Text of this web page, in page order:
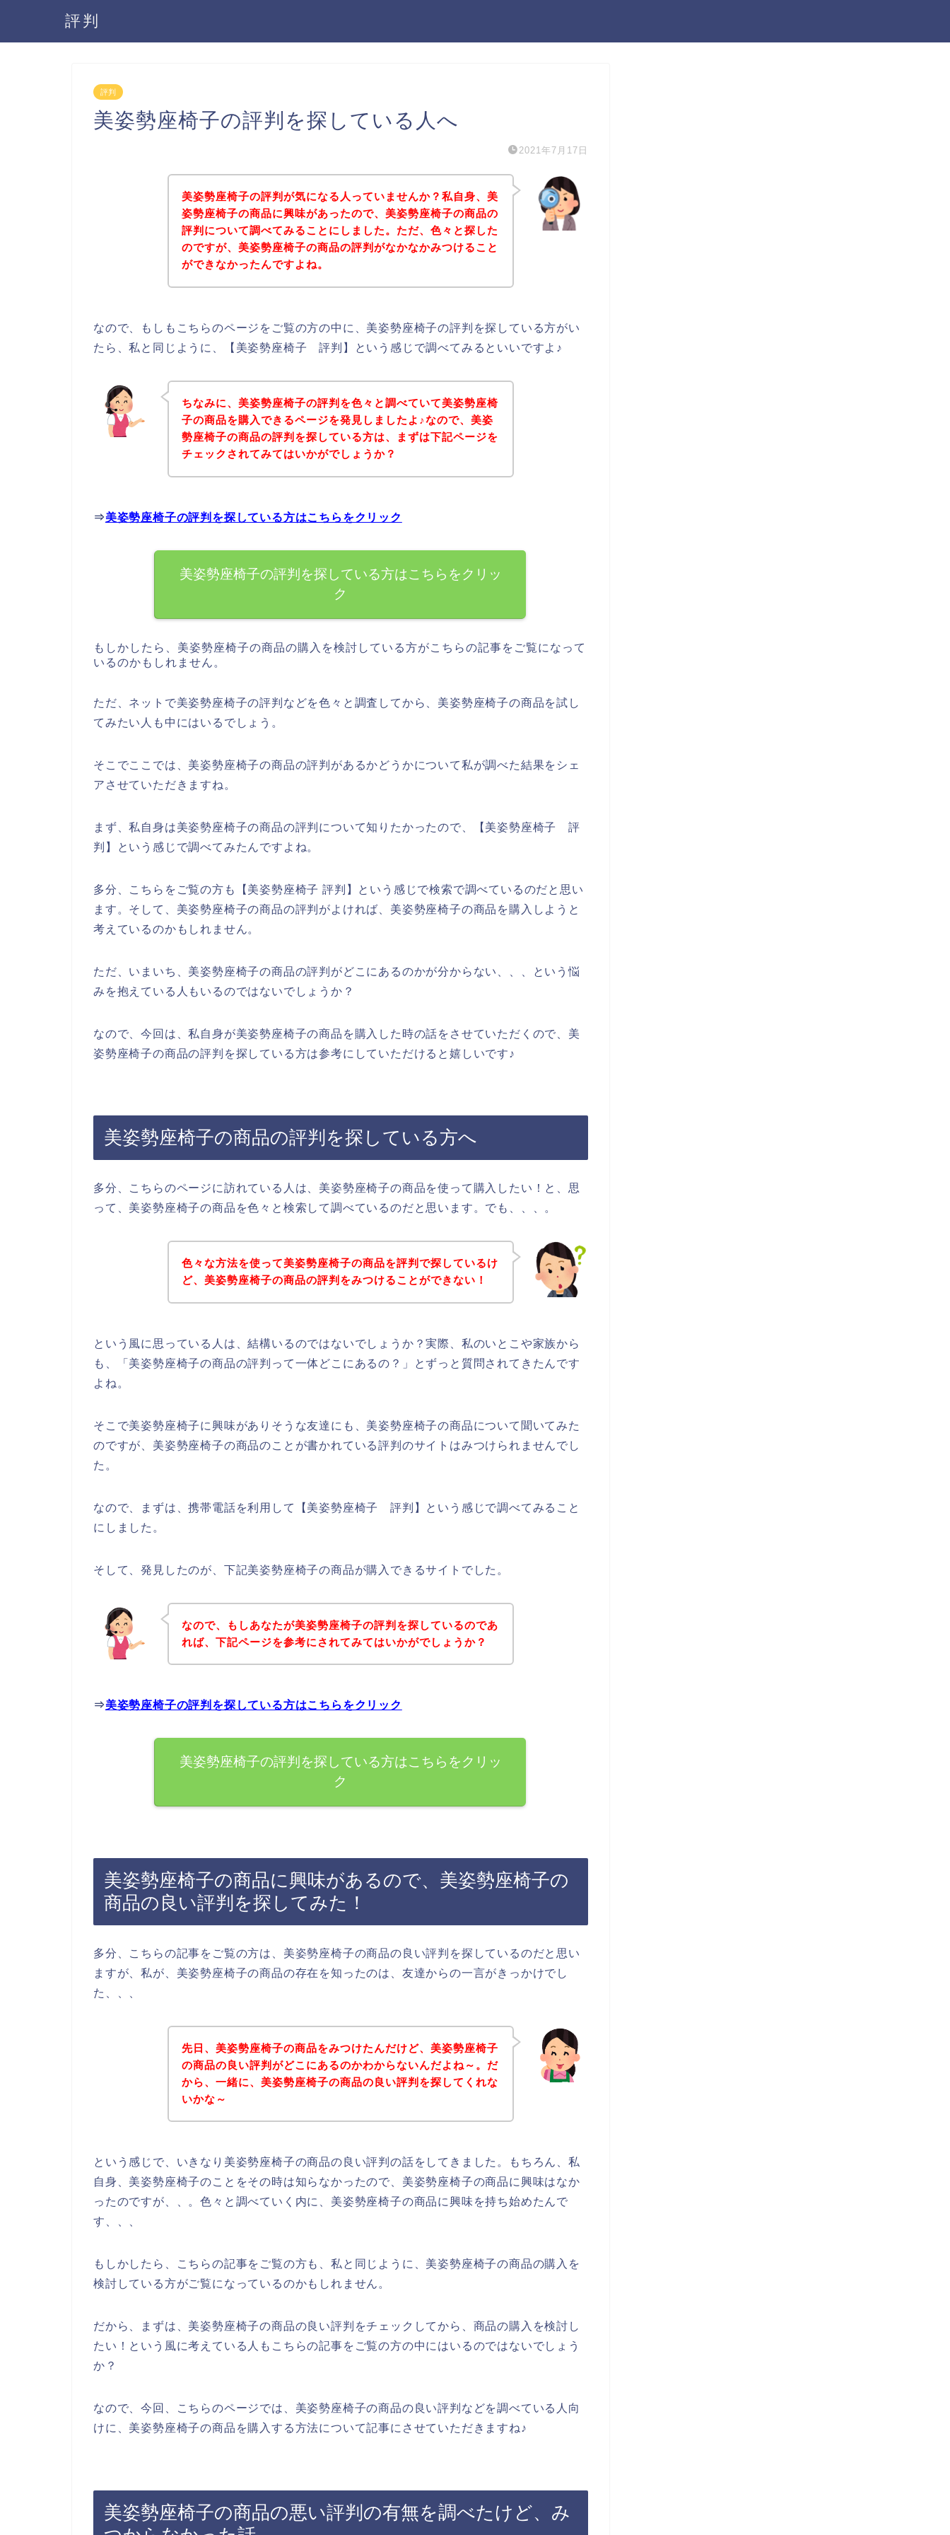
評判
評判
美姿勢座椅子の評判を探している人へ
2021年7月17日
美姿勢座椅子の評判が気になる人っていませんか？私自身、美
姿勢座椅子の商品に興味があったので、美姿勢座椅子の商品の
評判について調べてみることにしました。ただ、色々と探した
のですが、美姿勢座椅子の商品の評判がなかなかみつけること
ができなかったんですよね。
なので、もしもこちらのページをご覧の方の中に、美姿勢座椅子の評判を探している方がい
たら、私と同じように、【美姿勢座椅子 評判】という感じで調べてみるといいですよ♪
ちなみに、美姿勢座椅子の評判を色々と調べていて美姿勢座椅
子の商品を購入できるページを発見しましたよ♪なので、美姿
勢座椅子の商品の評判を探している方は、まずは下記ページを
チェックされてみてはいかがでしょうか？
⇒美姿勢座椅子の評判を探している方はこちらをクリック
美姿勢座椅子の評判を探している方はこちらをクリッ
ク
もしかしたら、美姿勢座椅子の商品の購入を検討している方がこちらの記事をご覧になって
いるのかもしれません。
ただ、ネットで美姿勢座椅子の評判などを色々と調査してから、美姿勢座椅子の商品を試し
てみたい人も中にはいるでしょう。
そこでここでは、美姿勢座椅子の商品の評判があるかどうかについて私が調べた結果をシェ
アさせていただきますね。
まず、私自身は美姿勢座椅子の商品の評判について知りたかったので、【美姿勢座椅子 評
判】という感じで調べてみたんですよね。
多分、こちらをご覧の方も【美姿勢座椅子 評判】という感じで検索で調べているのだと思い
ます。そして、美姿勢座椅子の商品の評判がよければ、美姿勢座椅子の商品を購入しようと
考えているのかもしれません。
ただ、いまいち、美姿勢座椅子の商品の評判がどこにあるのかが分からない、、、という悩
みを抱えている人もいるのではないでしょうか？
なので、今回は、私自身が美姿勢座椅子の商品を購入した時の話をさせていただくので、美
姿勢座椅子の商品の評判を探している方は参考にしていただけると嬉しいです♪
美姿勢座椅子の商品の評判を探している方へ
多分、こちらのページに訪れている人は、美姿勢座椅子の商品を使って購入したい！と、思
って、美姿勢座椅子の商品を色々と検索して調べているのだと思います。でも、、、。
色々な方法を使って美姿勢座椅子の商品を評判で探しているけ
ど、美姿勢座椅子の商品の評判をみつけることができない！
という風に思っている人は、結構いるのではないでしょうか？実際、私のいとこや家族から
も、「美姿勢座椅子の商品の評判って一体どこにあるの？」とずっと質問されてきたんです
よね。
そこで美姿勢座椅子に興味がありそうな友達にも、美姿勢座椅子の商品について聞いてみた
のですが、美姿勢座椅子の商品のことが書かれている評判のサイトはみつけられませんでし
た。
なので、まずは、携帯電話を利用して【美姿勢座椅子 評判】という感じで調べてみること
にしました。
そして、発見したのが、下記美姿勢座椅子の商品が購入できるサイトでした。
なので、もしあなたが美姿勢座椅子の評判を探しているのであ
れば、下記ページを参考にされてみてはいかがでしょうか？
⇒美姿勢座椅子の評判を探している方はこちらをクリック
美姿勢座椅子の評判を探している方はこちらをクリッ
ク
美姿勢座椅子の商品に興味があるので、美姿勢座椅子の
商品の良い評判を探してみた！
多分、こちらの記事をご覧の方は、美姿勢座椅子の商品の良い評判を探しているのだと思い
ますが、私が、美姿勢座椅子の商品の存在を知ったのは、友達からの一言がきっかけでし
た、、、
先日、美姿勢座椅子の商品をみつけたんだけど、美姿勢座椅子
の商品の良い評判がどこにあるのかわからないんだよね～。だ
から、一緒に、美姿勢座椅子の商品の良い評判を探してくれな
いかな～
という感じで、いきなり美姿勢座椅子の商品の良い評判の話をしてきました。もちろん、私
自身、美姿勢座椅子のことをその時は知らなかったので、美姿勢座椅子の商品に興味はなか
ったのですが、、。色々と調べていく内に、美姿勢座椅子の商品に興味を持ち始めたんで
す、、、
もしかしたら、こちらの記事をご覧の方も、私と同じように、美姿勢座椅子の商品の購入を
検討している方がご覧になっているのかもしれません。
だから、まずは、美姿勢座椅子の商品の良い評判をチェックしてから、商品の購入を検討し
たい！という風に考えている人もこちらの記事をご覧の方の中にはいるのではないでしょう
か？
なので、今回、こちらのページでは、美姿勢座椅子の商品の良い評判などを調べている人向
けに、美姿勢座椅子の商品を購入する方法について記事にさせていただきますね♪
美姿勢座椅子の商品の悪い評判の有無を調べたけど、み